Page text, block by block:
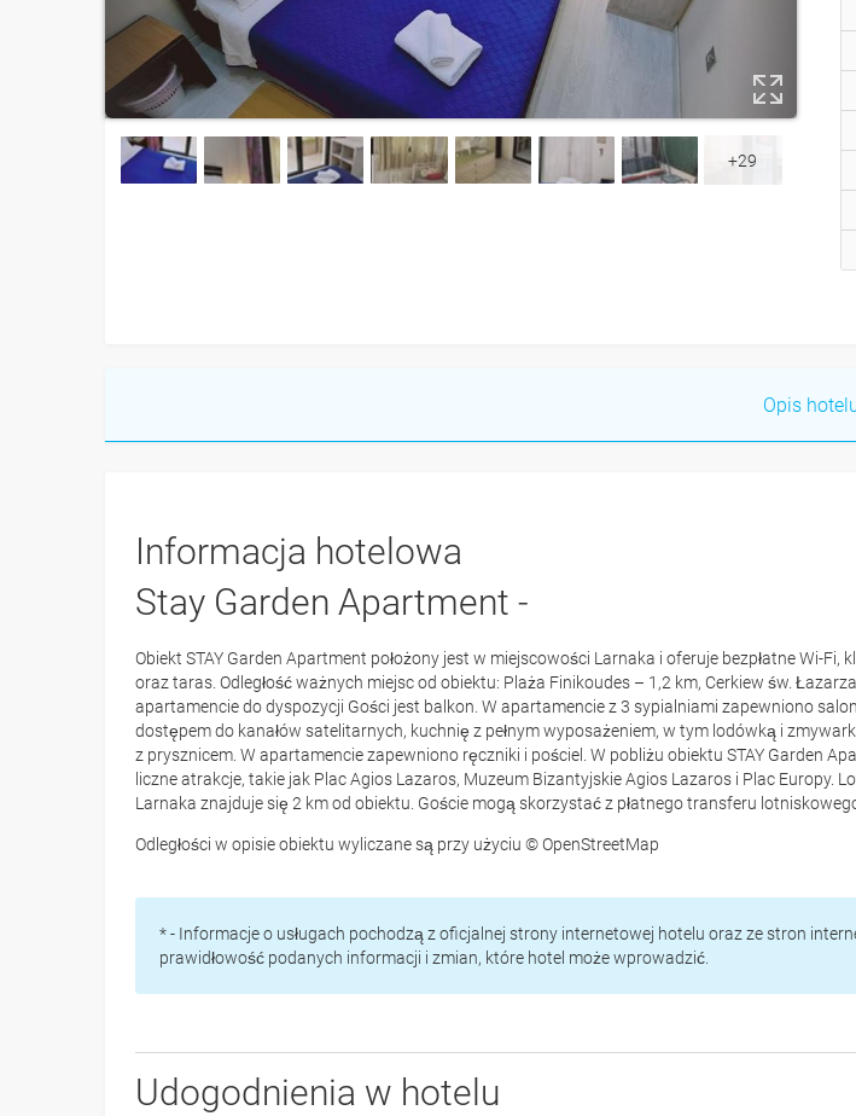
+29
Opis
Informacja hotelowa
Stay Garden Apartment -
Obiekt STAY Garden Apartment położony jest w miejscowości Larnaka i oferuje bezpłatne Wi-Fi,
oraz taras. Odległość ważnych miejsc od obiektu: Plaża Finikoudes – 1,2 km, Cerkiew św.
apartamencie do dyspozycji Gości jest balkon. W apartamencie z 3 sypialniami zapewniono
dostępem do kanałów satelitarnych, kuchnię z pełnym wyposażeniem, w tym lodówką i
z prysznicem. W apartamencie zapewniono ręczniki i pościel. W pobliżu obiektu STAY Garden
liczne atrakcje, takie jak Plac Agios Lazaros, Muzeum Bizantyjskie Agios Lazaros i Plac Europy.
Larnaka znajduje się 2 km od obiektu. Goście mogą skorzystać z płatnego transferu
Odległości w opisie obiektu wyliczane są przy użyciu © OpenStreetMap
* - Informacje o usługach pochodzą z oficjalnej strony internetowej hotelu oraz ze stron
prawidłowość podanych informacji i zmian, które hotel może wprowadzić.
Udogodnienia w hotelu